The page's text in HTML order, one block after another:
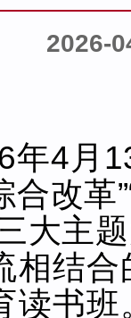
2026-
年4月
合改革
大主
相结
读书